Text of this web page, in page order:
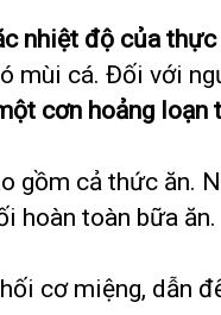
nhiệt độ của
mùi cá. Đối với
cơn hoảng loạn
gồm cả thức ăn.
hoàn toàn bữa ăn.
cơ miệng, dẫn